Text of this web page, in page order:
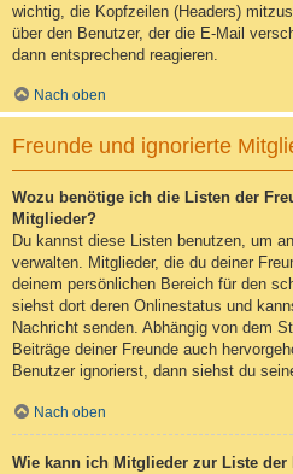
wichtig, die Kopfzeilen (Headers)
über den Benutzer, der die E-Mail
dann entsprechend reagieren.
Nach oben
Freunde und ignorierte
Wozu benötige ich die Listen der
Mitglieder?
Du kannst diese Listen benutzen, um
verwalten. Mitglieder, die du deiner
deinem persönlichen Bereich für den
siehst dort deren Onlinestatus und
Nachricht senden. Abhängig von dem
Beiträge deiner Freunde auch
Benutzer ignorierst, dann siehst du
Nach oben
Wie kann ich Mitglieder zur Liste